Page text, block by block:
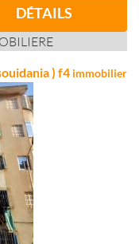
DÉTAILS
) f4 immobilier